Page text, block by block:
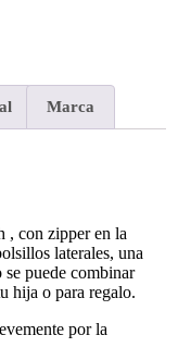
Marca
, con zipper en la
laterales, una
puede combinar
hija o para regalo.
por la